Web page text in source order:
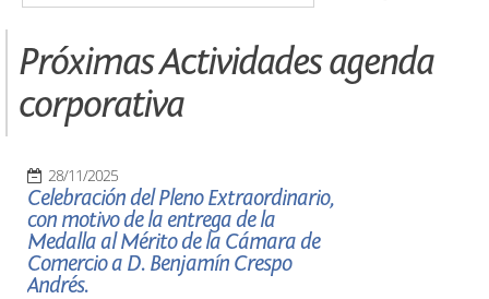
Próximas Actividades agenda
corporativa
28/11/2025
Celebración del Pleno Extraordinario,
con motivo de la entrega de la
Medalla al Mérito de la Cámara de
Comercio a D. Benjamín Crespo
Andrés.